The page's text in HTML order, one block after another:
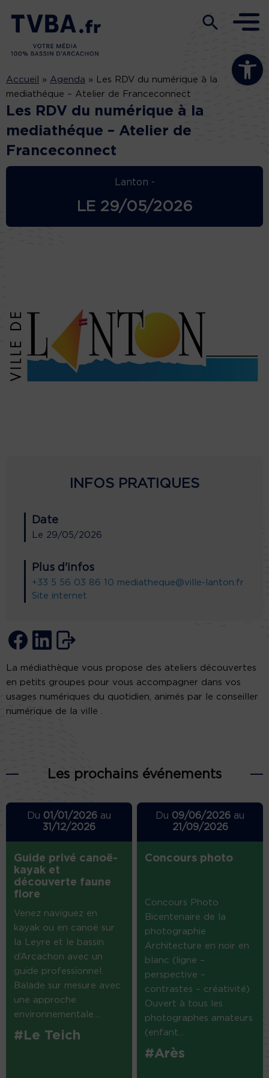
Ouvrir la
Accueil » Agenda »
Les RDV du numérique à la
mediathéque – Atelier de Franceconnect
Les RDV du numérique à la
mediathéque – Atelier de
Franceconnect
Lanton -
LE 29/05/2026
INFOS PRATIQUES
Date
Le 29/05/2026
Plus d'infos
+33 5 56 03 86 10 mediatheque@ville-lanton.fr
Site internet
La médiathèque vous propose des ateliers découvertes
en petits groupes pour vous accompagner dans vos
usages numériques du quotidien, animés par le conseiller
numérique de la ville .
Les prochains événements
Du 01/01/2026au
31/12/2026
Guide privé canoë-
kayak et
découverte faune
flore
Venez naviguez en
kayak ou en canoë sur
la Leyre et le bassin
d’Arcachon avec un
guide professionnel.
Balade sur mesure avec
une approche
environnementale....
#Le Teich
Du 09/06/2026 au
21/09/2026
Concours photo
Concours Photo
Bicentenaire de la
photographie
Architecture en noir en
blanc (ligne –
perspective –
contrastes – créativité)
Ouvert à tous les
photographes amateurs
(enfant...
#Arès